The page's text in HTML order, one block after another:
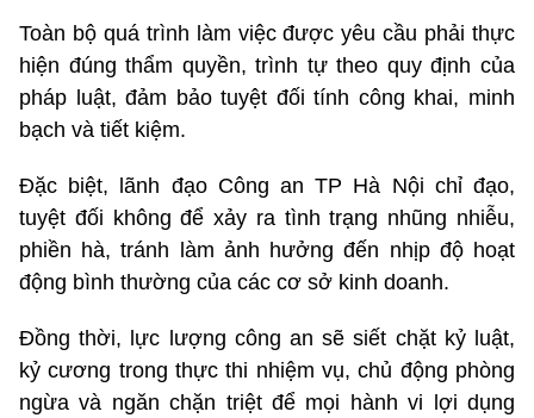
Toàn bộ quá trình làm việc được yêu cầu phải thực
hiện đúng thẩm quyền, trình tự theo quy định của
pháp luật, đảm bảo tuyệt đối tính công khai, minh
bạch và tiết kiệm.
Đặc biệt, lãnh đạo Công an TP Hà Nội chỉ đạo,
tuyệt đối không để xảy ra tình trạng nhũng nhiễu,
phiền hà, tránh làm ảnh hưởng đến nhịp độ hoạt
động bình thường của các cơ sở kinh doanh.
Đồng thời, lực lượng công an sẽ siết chặt kỷ luật,
kỷ cương trong thực thi nhiệm vụ, chủ động phòng
ngừa và ngăn chặn triệt để mọi hành vi lợi dụng